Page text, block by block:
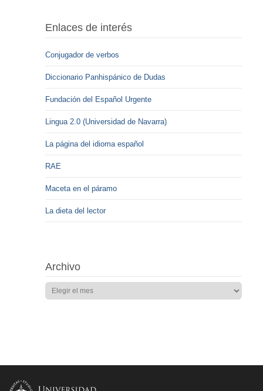
Enlaces de interés
Conjugador de verbos
Diccionario Panhispánico de Dudas
Fundación del Español Urgente
Lingua 2.0 (Universidad de Navarra)
La página del idioma español
RAE
Maceta en el páramo
La dieta del lector
Archivo